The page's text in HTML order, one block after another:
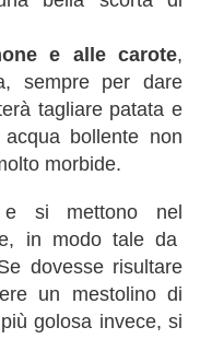
e alle carote,
sempre per dare
tagliare patata e
bollente non
morbide.
si mettono nel
in modo tale da
dovesse risultare
un mestolino di
golosa invece, si